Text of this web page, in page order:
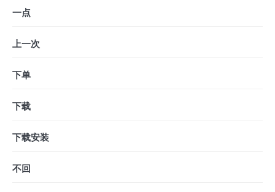
一点
上一次
下单
下载
下载安装
不回